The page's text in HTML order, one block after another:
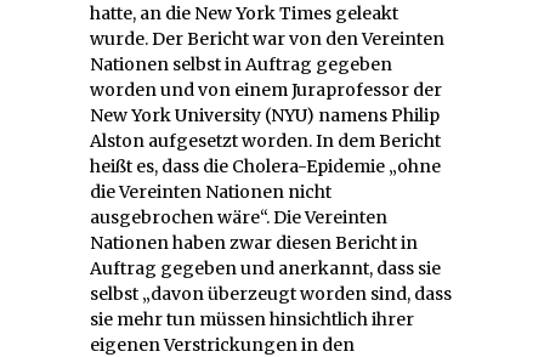
hatte, an die New York Times geleakt
wurde. Der Bericht war von den Vereinten
Nationen selbst in Auftrag gegeben
worden und von einem Juraprofessor der
New York University (NYU) namens Philip
Alston aufgesetzt worden. In dem Bericht
heißt es, dass die Cholera-Epidemie „ohne
die Vereinten Nationen nicht
ausgebrochen wäre“. Die Vereinten
Nationen haben zwar diesen Bericht in
Auftrag gegeben und anerkannt, dass sie
selbst „davon überzeugt worden sind, dass
sie mehr tun müssen hinsichtlich ihrer
eigenen Verstrickungen in den